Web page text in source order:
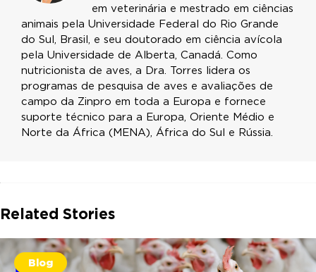
em veterinária e mestrado em ciências
animais pela Universidade Federal do Rio Grande
do Sul, Brasil, e seu doutorado em ciência avícola
pela Universidade de Alberta, Canadá. Como
nutricionista de aves, a Dra. Torres lidera os
programas de pesquisa de aves e avaliações de
campo da Zinpro em toda a Europa e fornece
suporte técnico para a Europa, Oriente Médio e
Norte da África (MENA), África do Sul e Rússia.
Related Stories
Blog